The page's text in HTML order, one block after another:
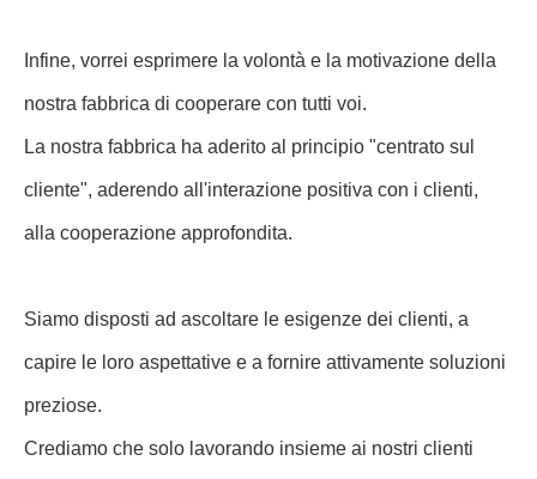
Infine, vorrei esprimere la volontà e la motivazione della
nostra fabbrica di cooperare con tutti voi.
La nostra fabbrica ha aderito al principio "centrato sul
cliente", aderendo all'interazione positiva con i clienti,
alla cooperazione approfondita.
Siamo disposti ad ascoltare le esigenze dei clienti, a
capire le loro aspettative e a fornire attivamente soluzioni
preziose.
Crediamo che solo lavorando insieme ai nostri clienti